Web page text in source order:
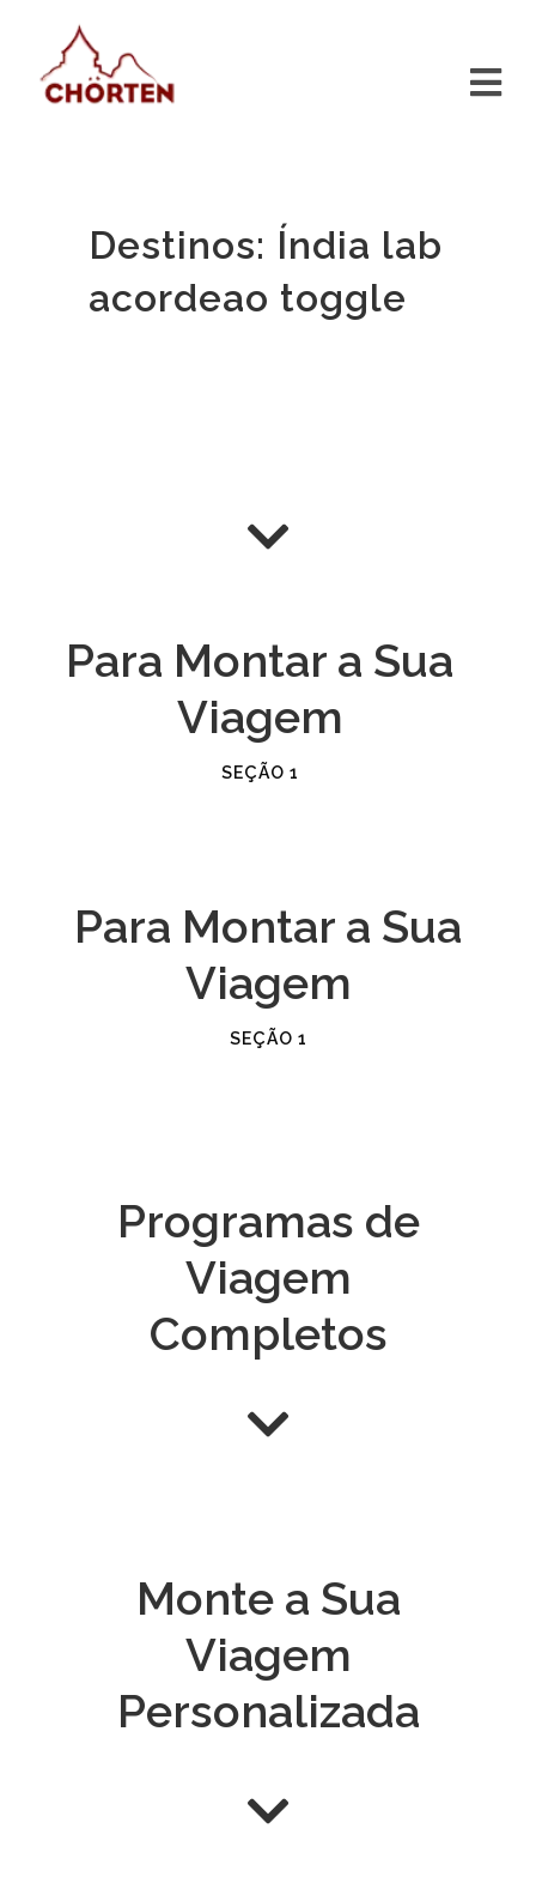
Destinos: Índia lab
acordeao toggle
Para Montar a Sua
Viagem
SEÇÃO 1
Para Montar a Sua
Viagem
SEÇÃO 1
Programas de
Viagem
Completos
Monte a Sua
Viagem
Personalizada